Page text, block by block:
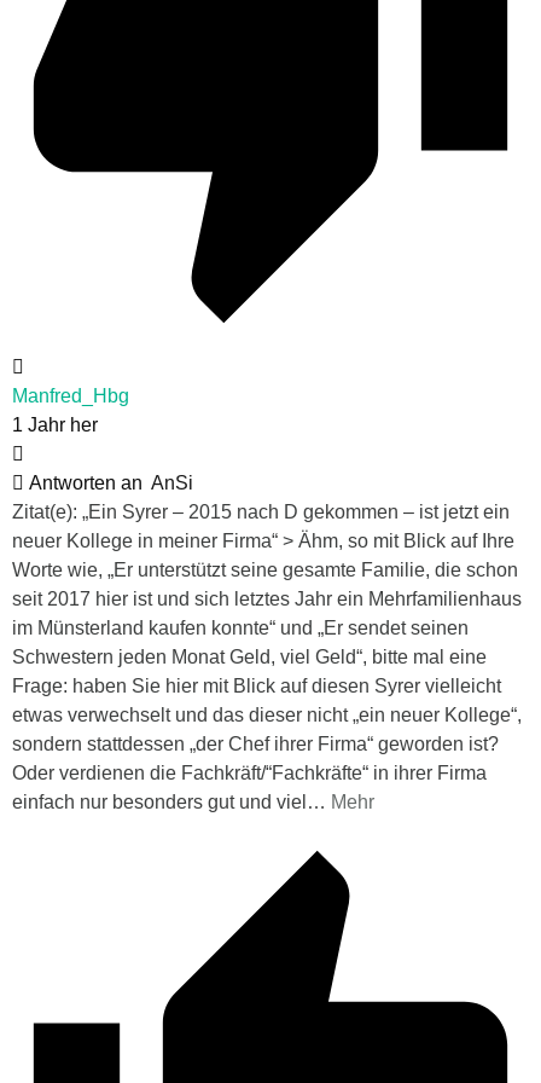
Manfred_Hbg
1 Jahr her
Antworten an AnSi
Zitat(e): „Ein Syrer – 2015 nach D gekommen – ist jetzt ein
neuer Kollege in meiner Firma“ > Ähm, so mit Blick auf Ihre
Worte wie, „Er unterstützt seine gesamte Familie, die schon
seit 2017 hier ist und sich letztes Jahr ein Mehrfamilienhaus
im Münsterland kaufen konnte“ und „Er sendet seinen
Schwestern jeden Monat Geld, viel Geld“, bitte mal eine
Frage: haben Sie hier mit Blick auf diesen Syrer vielleicht
etwas verwechselt und das dieser nicht „ein neuer Kollege“,
sondern stattdessen „der Chef ihrer Firma“ geworden ist?
Oder verdienen die Fachkräft/“Fachkräfte“ in ihrer Firma
einfach nur besonders gut und viel … Mehr